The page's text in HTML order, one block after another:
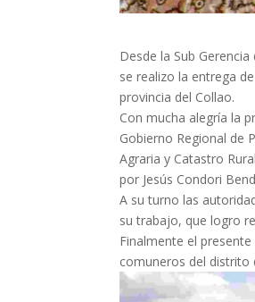
Desde la Sub
se realizo la entrega
provincia del Collao.
Con mucha alegría la
Gobierno Regional de
Agraria y Catastro
por Jesús Condori
A su turno las
su trabajo, que logro
Finalmente el
comuneros del distrito